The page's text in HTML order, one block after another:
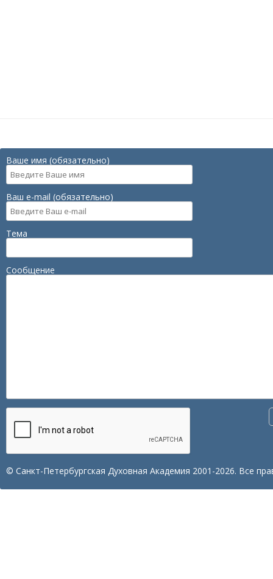
Ваше имя (обязательно)
Ваш e-mail (обязательно)
Тема
Сообщение
© Санкт-Петербургская Духовная Академия 2001-2026. Все